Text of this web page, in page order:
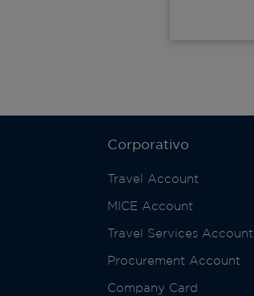
Corporativo
Travel Account
MICE Account
Travel Services Account
Procurement Account
Company Card